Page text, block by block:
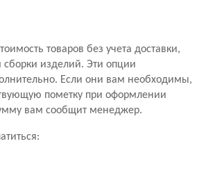
товаров без учета доставки,
изделий. Эти опции
Если они вам необходимы,
пометку при оформлении
вам сообщит менеджер.